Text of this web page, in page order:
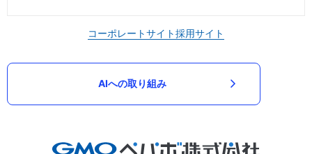
コーポレートサイト採用サイト
AIへの取り組み